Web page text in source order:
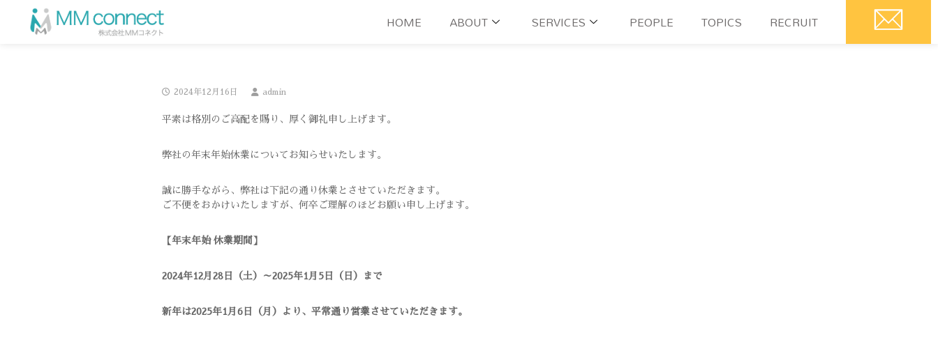
HOME ABOUT SERVICES PEOPLE TOPICS RECRUIT
2024年12月16日 admin
平素は格別のご高配を賜り、厚く御礼申し上げます。
弊社の年末年始休業についてお知らせいたします。
誠に勝手ながら、弊社は下記の通り休業とさせていただきます。
ご不便をおかけいたしますが、何卒ご理解のほどお願い申し上げます。
【年末年始 休業期間】
2024年12月28日（土）～2025年1月5日（日）まで
新年は2025年1月6日（月）より、平常通り営業させていただきます。